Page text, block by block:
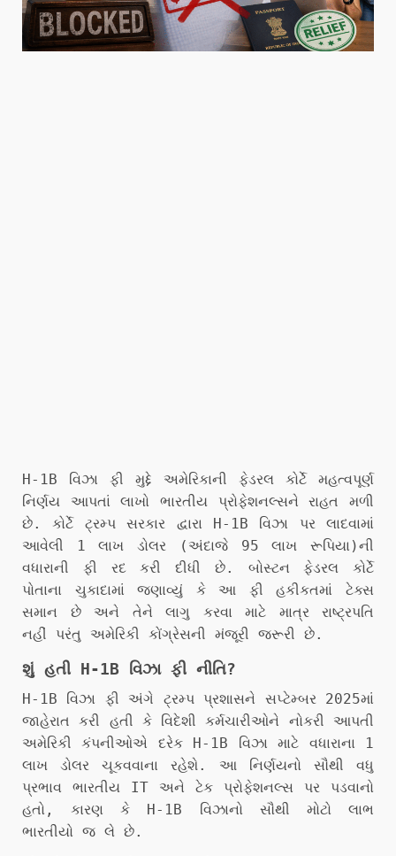
H-1B વિઝા ફી મુદ્દે અમેરિકાની ફેડરલ કોર્ટે મહત્વપૂર્ણ
નિર્ણય આપતાં લાખો ભારતીય પ્રોફેશનલ્સને રાહત મળી
છે. કોર્ટે ટ્રમ્પ સરકાર દ્વારા H-1B વિઝા પર લાદવામાં
આવેલી 1 લાખ ડોલર (અંદાજે 95 લાખ રૂપિયા)ની
વધારાની ફી રદ કરી દીધી છે. બોસ્ટન ફેડરલ કોર્ટે
પોતાના ચુકાદામાં જણાવ્યું કે આ ફી હકીકતમાં ટેક્સ
સમાન છે અને તેને લાગુ કરવા માટે માત્ર રાષ્ટ્રપતિ
નહીં પરંતુ અમેરિકી કોંગ્રેસની મંજૂરી જરૂરી છે.
શું હતી H-1B વિઝા ફી નીતિ?
H-1B વિઝા ફી અંગે ટ્રમ્પ પ્રશાસને સપ્ટેમ્બર 2025માં
જાહેરાત કરી હતી કે વિદેશી કર્મચારીઓને નોકરી આપતી
અમેરિકી કંપનીઓએ દરેક H-1B વિઝા માટે વધારાના 1
લાખ ડોલર ચૂકવવાના રહેશે. આ નિર્ણયનો સૌથી વધુ
પ્રભાવ ભારતીય IT અને ટેક પ્રોફેશનલ્સ પર પડવાનો
હતો, કારણ કે H-1B વિઝાનો સૌથી મોટો લાભ
ભારતીયો જ લે છે.